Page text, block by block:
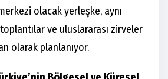
olacak yerleşke, aynı
ve uluslararası zirveler
olarak planlanıyor.